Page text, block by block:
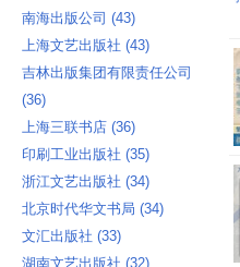
南海出版公司 ‎(43)
上海文艺出版社 ‎(43)
吉林出版集团有限责任公司
‎(36)
上海三联书店 ‎(36)
印刷工业出版社 ‎(35)
浙江文艺出版社 ‎(34)
北京时代华文书局 ‎(34)
文汇出版社 ‎(33)
湖南文艺出版社 ‎(32)